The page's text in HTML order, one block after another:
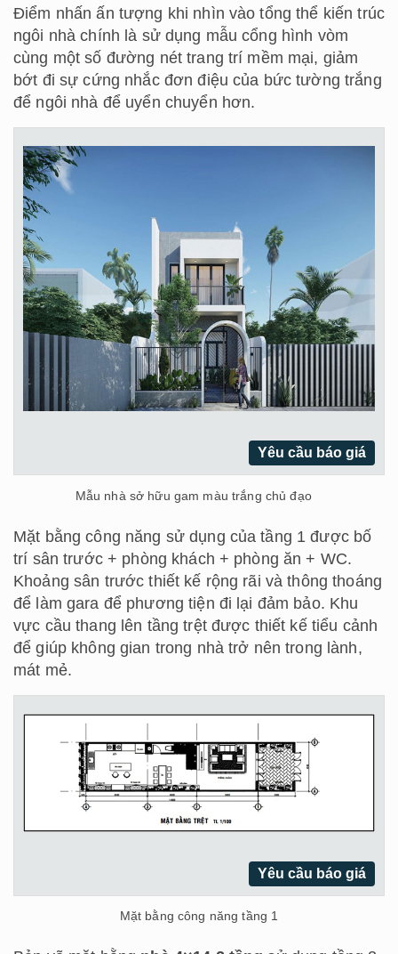
Điểm nhấn ấn tượng khi nhìn vào tổng thể kiến trúc
ngôi nhà chính là sử dụng mẫu cổng hình vòm
cùng một số đường nét trang trí mềm mại, giảm
bớt đi sự cứng nhắc đơn điệu của bức tường trắng
để ngôi nhà để uyển chuyển hơn.
Yêu cầu báo giá
Mẫu nhà sở hữu gam màu trắng chủ đạo
Mặt bằng công năng sử dụng của tầng 1 được bố
trí sân trước + phòng khách + phòng ăn + WC.
Khoảng sân trước thiết kế rộng rãi và thông thoáng
để làm gara để phương tiện đi lại đảm bảo. Khu
vực cầu thang lên tầng trệt được thiết kế tiểu cảnh
để giúp không gian trong nhà trở nên trong lành,
mát mẻ.
Yêu cầu báo giá
Mặt bằng công năng tầng 1